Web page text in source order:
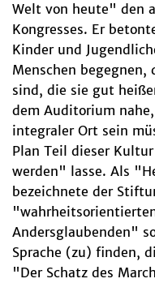
Welt von heute" den
Kongresses. Er
Kinder und
Menschen
sind, die sie gut
dem Auditorium
integraler Ort sein
Plan Teil dieser
werden" lasse. Als
bezeichnete der
Andersglaubenden"
Sprache (zu) finden,
"Der Schatz des